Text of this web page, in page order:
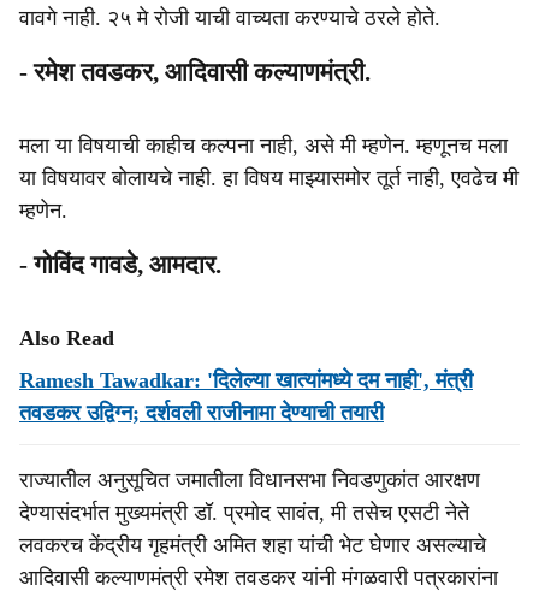
वावगे नाही. २५ मे रोजी याची वाच्यता करण्याचे ठरले होते.
- रमेश तवडकर, आदिवासी कल्याणमंत्री.
मला या विषयाची काहीच कल्पना नाही, असे मी म्हणेन. म्हणूनच मला
या विषयावर बोलायचे नाही. हा विषय माझ्यासमोर तूर्त नाही, एवढेच मी
म्हणेन.
- गोविंद गावडे, आमदार.
Also Read
Ramesh Tawadkar: 'दिलेल्या खात्‍यांमध्‍ये दम नाही', मंत्री
तवडकर उद्विग्‍न; दर्शवली राजीनामा देण्‍याची तयारी
राज्‍यातील अनुसूचित जमातीला विधानसभा निवडणुकांत आरक्षण
देण्‍यासंदर्भात मुख्‍यमंत्री डॉ. प्रमोद सावंत, मी तसेच एसटी नेते
लवकरच केंद्रीय गृहमंत्री अमित शहा यांची भेट घेणार असल्‍याचे
आदिवासी कल्‍याणमंत्री रमेश तवडकर यांनी मंगळवारी पत्रकारांना